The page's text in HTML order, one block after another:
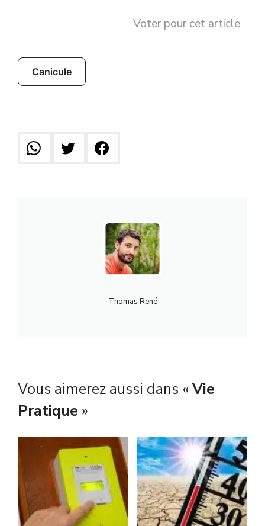
Voter pour cet article
Canicule
Thomas René
Vous aimerez aussi dans « Vie
Pratique »